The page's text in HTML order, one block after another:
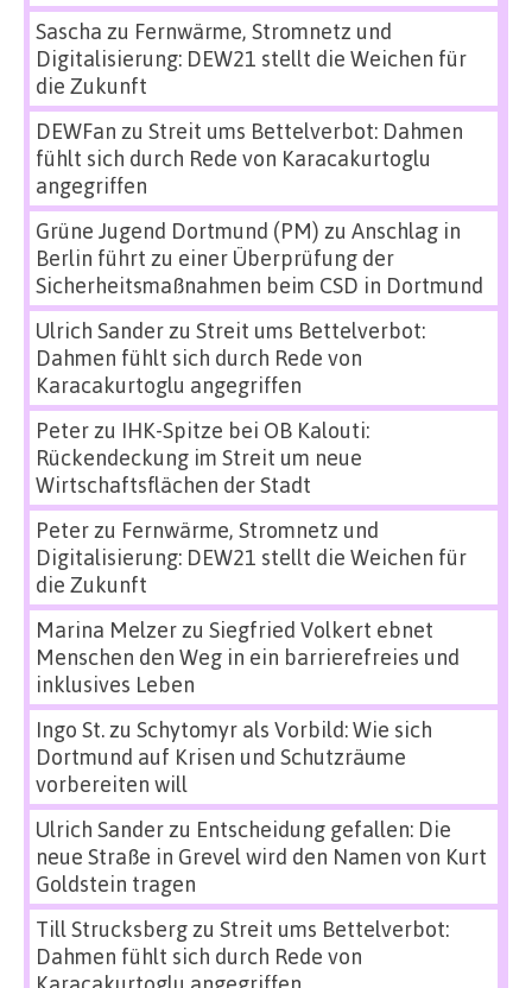
Sascha zu Fernwärme, Stromnetz und
Digitalisierung: DEW21 stellt die Weichen für
die Zukunft
DEWFan zu Streit ums Bettelverbot: Dahmen
fühlt sich durch Rede von Karacakurtoglu
angegriffen
Grüne Jugend Dortmund (PM) zu Anschlag in
Berlin führt zu einer Überprüfung der
Sicherheitsmaßnahmen beim CSD in Dortmund
Ulrich Sanderzu Streit ums Bettelverbot:
Dahmen fühlt sich durch Rede von
Karacakurtoglu angegriffen
Peterzu IHK-Spitze bei OB Kalouti:
Rückendeckung im Streit um neue
Wirtschaftsflächen der Stadt
Peterzu Fernwärme, Stromnetz und
Digitalisierung: DEW21 stellt die Weichen für
die Zukunft
Marina Melzerzu Siegfried Volkert ebnet
Menschen den Weg in ein barrierefreies und
inklusives Leben
Ingo St.zu Schytomyr als Vorbild: Wie sich
Dortmund auf Krisen und Schutzräume
vorbereiten will
Ulrich Sanderzu Entscheidung gefallen: Die
neue Straße in Grevel wird den Namen von Kurt
Goldstein tragen
Till Strucksbergzu Streit ums Bettelverbot:
Dahmen fühlt sich durch Rede von